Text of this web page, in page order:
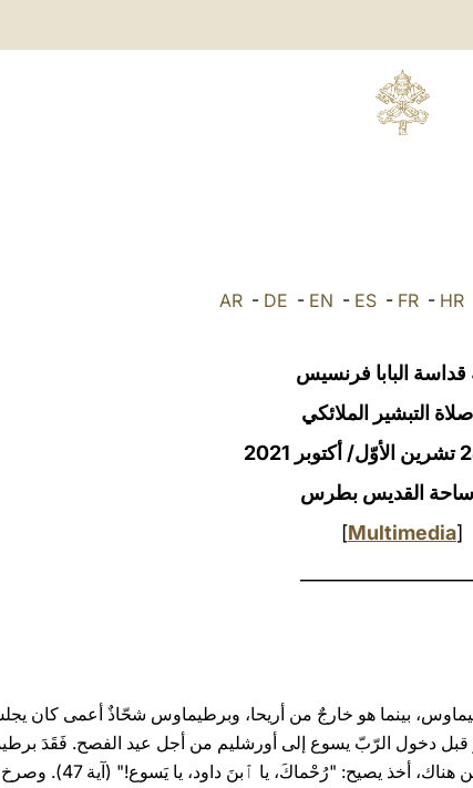
AR- DE - EN - ES- FR- HR
قداسة البابا فرنسيس
التبشير الملائكي
القديس بطرس
[
Multimedia
]
بينما هو خارجٌ من أريحا، وبرطيماوس شحّاذٌ أعمى كان
مهمًّا، وهو الأخير قبل دخول الرّبّ يسوع إلى أورشليم من أجل عيد الفصح.
ولكن ليس صوته! في الواقع، عندما سمع أنّ يسوع كان مارًّا من